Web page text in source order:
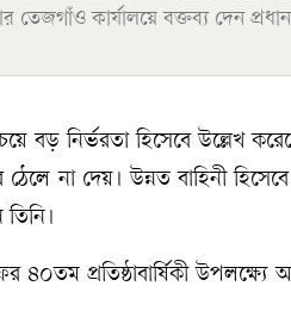
তেজগাঁও কার্যালয়ে বক্তব্য দেন
বড় নির্ভরতা হিসেবে উল্লেখ
না দেয়। উন্নত বাহিনী
৪০তম প্রতিষ্ঠাবার্ষিকী